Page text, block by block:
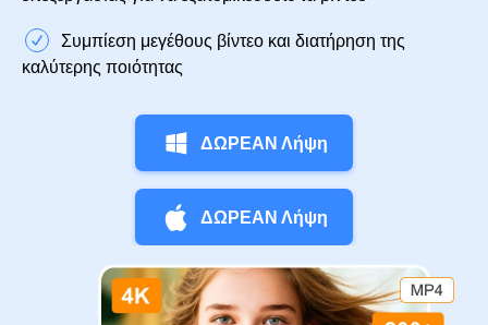
Συμπίεση μεγέθους βίντεο και διατήρηση της
καλύτερης ποιότητας
ΔΩΡΕΑΝ Λήψη
ΔΩΡΕΑΝ Λήψη